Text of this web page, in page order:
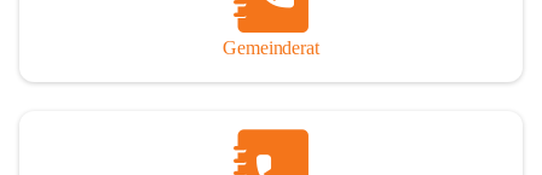
Gemeinderat